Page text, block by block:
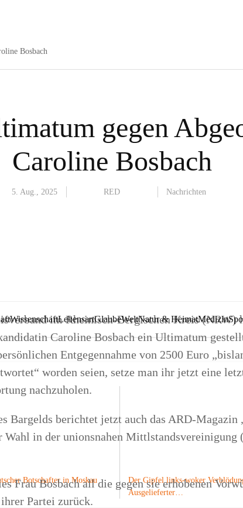
WissenschaftLebensartGlaubeWeltNatur & HeimatMedizin
Botschafter in Moskau
Der Gipfel links-woker
Ausgelieferter…
Bosbach
gegen
Caroline Bosbach
5. Aug., 2025 RED Nachrichten
im Rheinisch-Bergischen Kreis (NRW)
Caroline Bosbach ein Ultimatum
Entgegennahme von 2500 Euro
worden seien, setze man ihr jetzt eine
nachzuholen.
Bargelds berichtet jetzt auch das ARD-Magazin
Wahl in der unionsnahen
Frau Bosbach all die gegen sie erhobenen
Partei zurück.